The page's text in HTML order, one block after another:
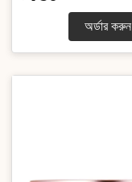
অর্ডার করুন